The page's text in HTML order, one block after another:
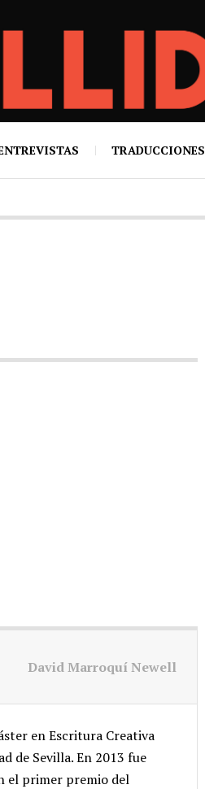
TRADUCCIONES
David Marroquí Newell
en Escritura Creativa
de Sevilla. En 2013 fue
el primer premio del